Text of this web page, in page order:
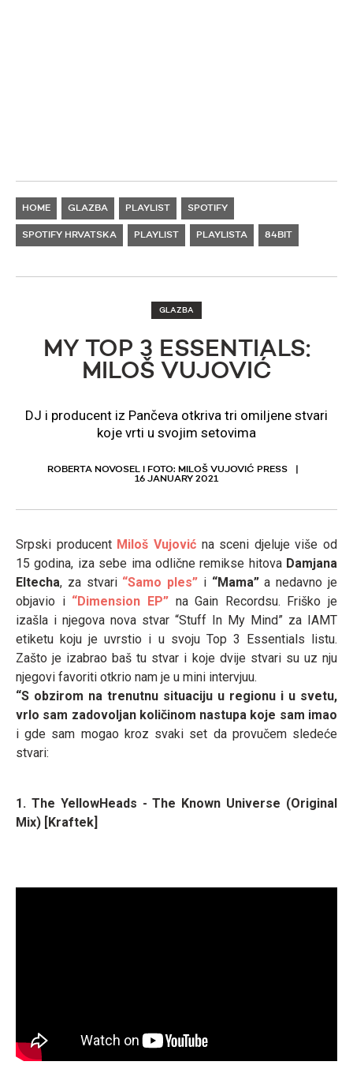
HOME GLAZBA PLAYLIST SPOTIFY
SPOTIFY HRVATSKA PLAYLIST PLAYLISTA 84BIT
GLAZBA
MY TOP 3 ESSENTIALS:
MILOŠ VUJOVIĆ
DJ i producent iz Pančeva otkriva tri omiljene stvari
koje vrti u svojim setovima
ROBERTA NOVOSEL I FOTO: MILOŠ VUJOVIĆ PRESS
16 JANUARY 2021
Srpski producent Miloš Vujovićna sceni djeluje više od
15 godina, iza sebe ima odlične remikse hitova Damjana
Eltecha, za stvari “Samo ples” i “Mama”a nedavno je
objavio i “Dimension EP”na Gain Recordsu. Friško je
izašla i njegova nova stvar “Stuff In My Mind” za IAMT
etiketu koju je uvrstio i u svoju Top 3 Essentials listu.
Zašto je izabrao baš tu stvar i koje dvije stvari su uz nju
njegovi favoriti otkrio nam je u mini intervjuu.
“S obzirom na trenutnu situaciju u regionu i u svetu,
vrlo sam zadovoljan količinom nastupa koje sam imao
i gde sam mogao kroz svaki set da provučem sledeće
stvari:
1. The YellowHeads - The Known Universe (Original
Mix) [Kraftek]